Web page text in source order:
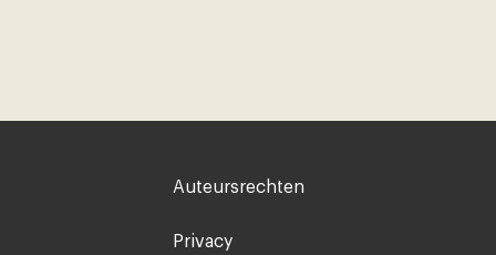
Voet
Auteursrechten
Privacy